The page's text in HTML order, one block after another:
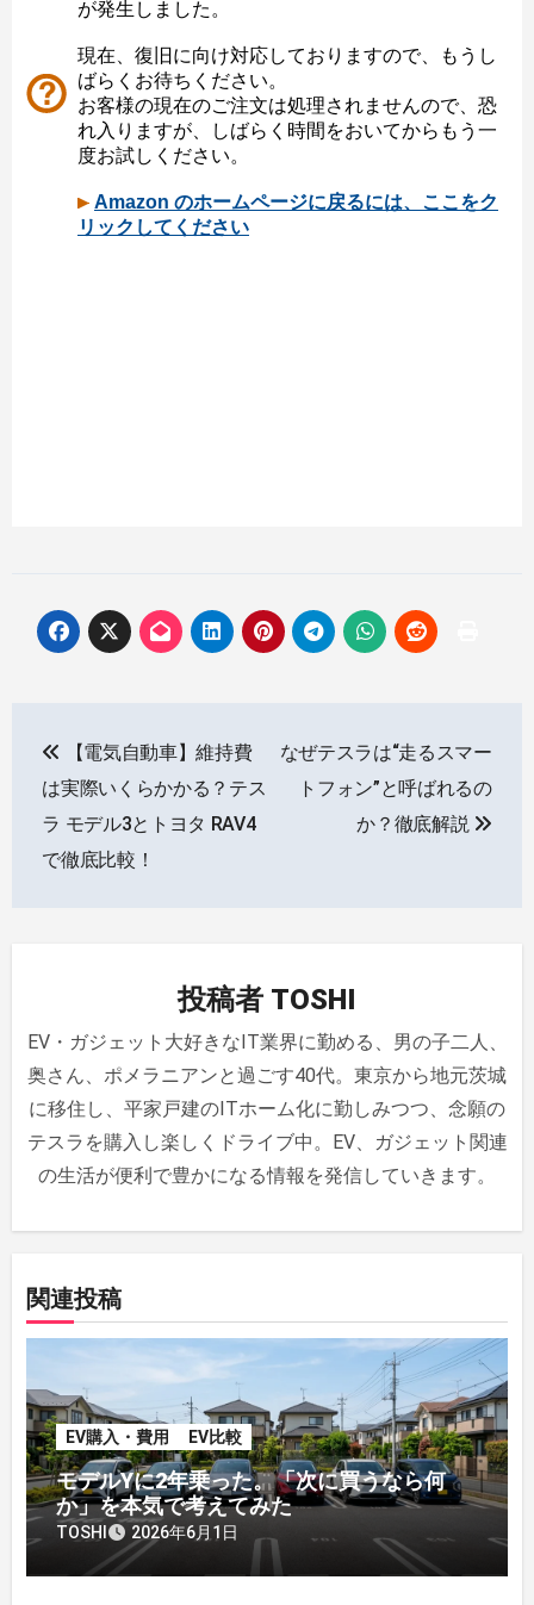
稿
ナ
ビ
ョ
ン
【電気自動車】維持費
は実際いくらかかる？テス
ラ モデル3とトヨタ RAV4
で徹底比較！
なぜテスラは“走るスマー
トフォン”と呼ばれるの
か？徹底解説
投稿者 TOSHI
EV・ガジェット大好きなIT業界に勤める、男の子二人、
奥さん、ポメラニアンと過ごす40代。東京から地元茨城
に移住し、平家戸建のITホーム化に勤しみつつ、念願の
テスラを購入し楽しくドライブ中。EV、ガジェット関連
の生活が便利で豊かになる情報を発信していきます。
関連投稿
EV購入・費用 EV比較
モデルYに2年乗った。「次に買うなら何
か」を本気で考えてみた
TOSHI 2026年6月1日